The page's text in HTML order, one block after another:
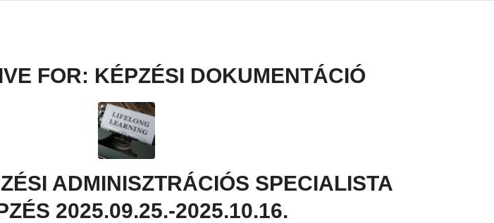
FOR: KÉPZÉSI DOKUMENTÁCIÓ
ADMINISZTRÁCIÓS SPECIALISTA
2025.09.25.-2025.10.16.